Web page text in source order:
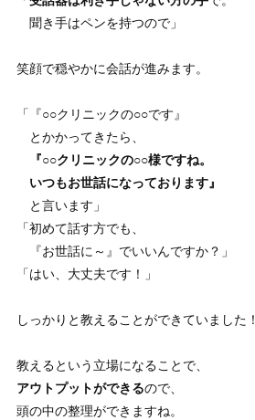
聞き手はペンを持つので」
笑顔で穏やかに会話が進みます。
「『○○クリニックの○○です』
とかかってきたら、
『○○クリニックの○○様ですね。
いつもお世話になっております』
と言います」
「初めて話す方でも、
『お世話に～』でいいんですか？」
「はい、大丈夫です！」
しっかりと教えることができていました！
教えるという立場になることで、
アウトプットができるので、
頭の中の整理ができますね。